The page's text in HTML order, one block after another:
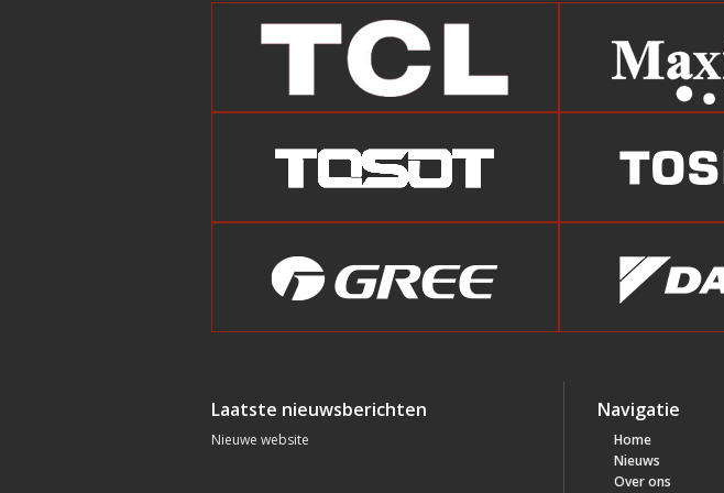
Laatste nieuwsberichten
Nieuwe website
Navigatie
Home
Nieuws
Over ons